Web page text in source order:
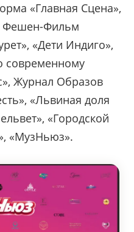
«Главная Сцена»,
Фешен-Фильм
«Дети Индиго»,
современному
Журнал Образов
«Львиная доля
«Городской
«МузНьюз».